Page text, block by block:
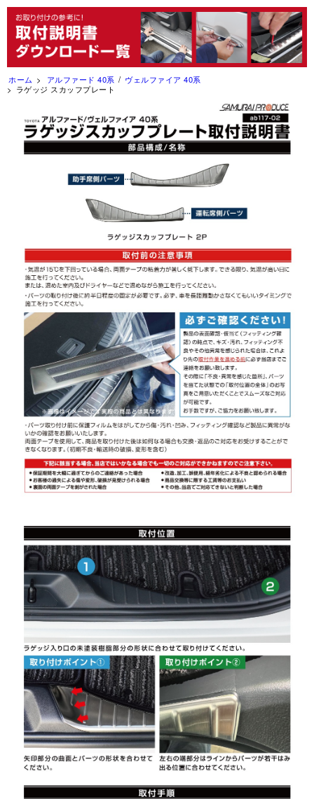
ホーム アルファード 40系 / ヴェルファイア 40系
ラゲッジ スカッフプレート